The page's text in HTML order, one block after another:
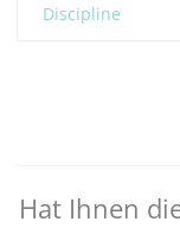
Discipline
Hat Ihnen